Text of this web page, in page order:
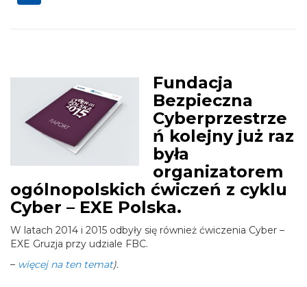
Fundacja
Bezpieczna
Cyberprzestrze
ń kolejny już raz
była
organizatorem
ogólnopolskich ćwiczeń z cyklu
Cyber – EXE Polska.
W latach 2014 i 2015 odbyły się również ćwiczenia Cyber –
EXE Gruzja przy udziale FBC.
– więcej na ten temat).